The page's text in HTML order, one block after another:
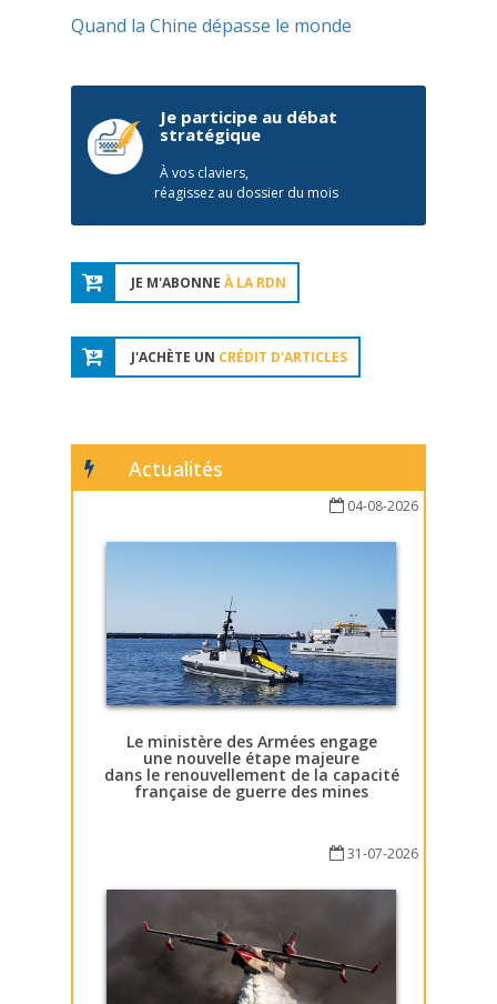
Quand la Chine dépasse le monde
Je participe au débat
stratégique
À vos claviers,
réagissez au dossier du mois
JE M'ABONNE À LA RDN
J'ACHÈTE UN CRÉDIT D'ARTICLES
Actualités
04-08-2026
Le ministère des Armées engage
une nouvelle étape majeure
dans le renouvellement de la capacité
française de guerre des mines
31-07-2026